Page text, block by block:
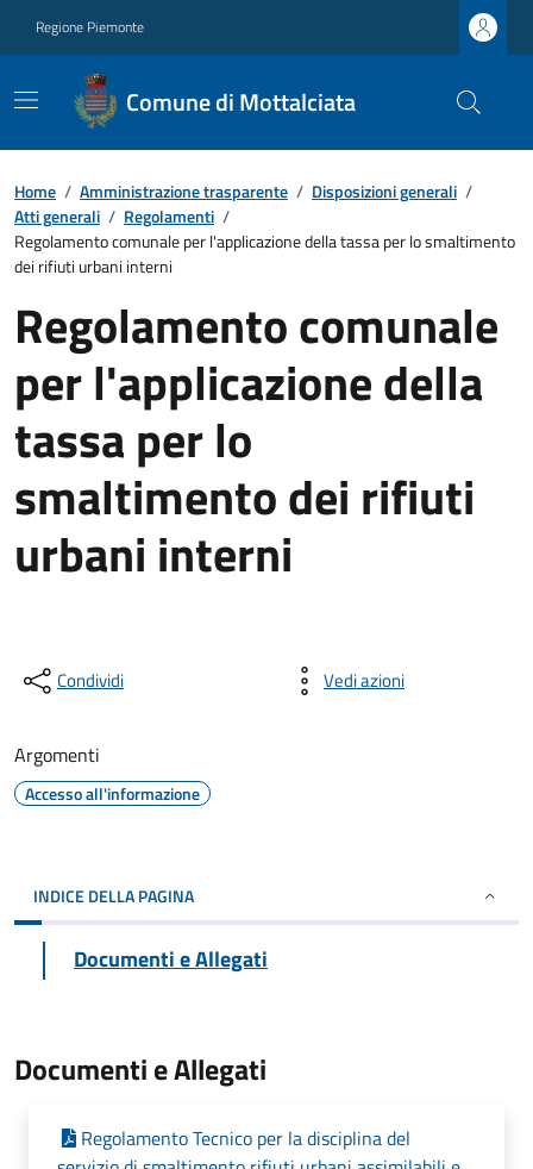
Regione Piemonte
Comune di Mottalciata
Home / Amministrazione trasparente / Disposizioni generali /
Atti generali / Regolamenti /
Regolamento comunale per l'applicazione della tassa per lo smaltimento
dei rifiuti urbani interni
Regolamento comunale
per l'applicazione della
tassa per lo
smaltimento dei rifiuti
urbani interni
Condividi Vedi azioni
Argomenti
Accesso all'informazione
INDICE DELLA PAGINA
Documenti e Allegati
Documenti e Allegati
Regolamento Tecnico per la disciplina del